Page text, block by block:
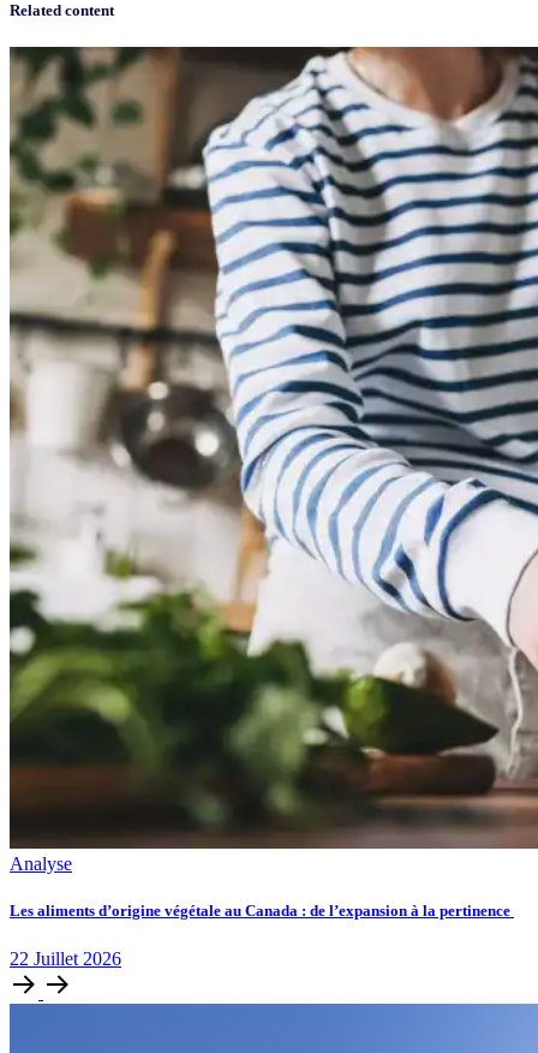
Related content
Analyse
Les aliments d’origine végétale au Canada : de l’expansion à la pertinence
22 Juillet 2026